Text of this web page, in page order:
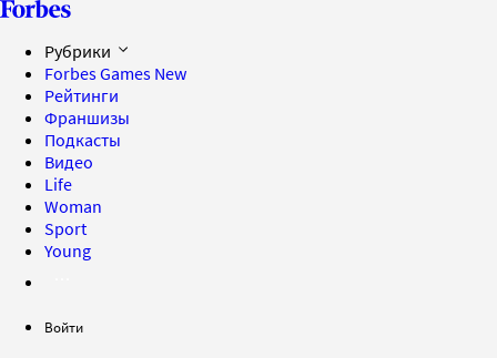
Рубрики
Forbes Games New
Рейтинги
Франшизы
Подкасты
Видео
Life
Woman
Sport
Young
Войти